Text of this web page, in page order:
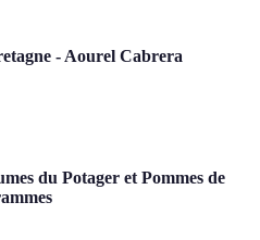
- Aourel Cabrera
du Potager et Pommes de